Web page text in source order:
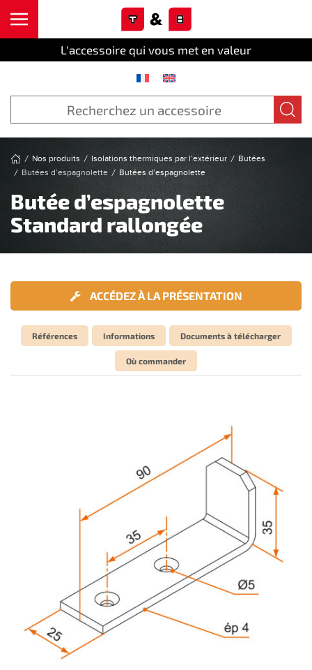
L'accessoire qui vous met en valeur
Nos produits Isolations thermiques par l’extérieur
Butées
Butées d’espagnolette
Butées d’espagnolette
Butée d’espagnolette
Standard rallongée
ACCÉDEZ À LA PRÉSENTATION
Références Informations Documents à télécharger
Où commander
Cookies management panel